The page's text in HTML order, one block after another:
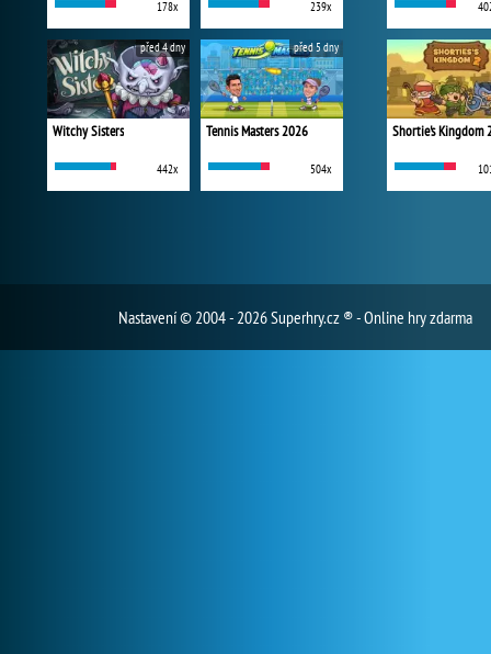
178x 239x
Witchy Sisters
442x
před 4 dny
Tennis Masters 2026
504x
před 5 dny
Shortie's Kingdom
Nastavení© 2004 - 2026 Superhry.cz ® - Online hry zdarma